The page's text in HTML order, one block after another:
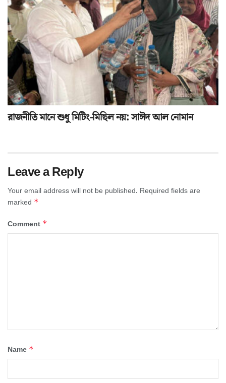
রাজনীতি মানে শুধু মিটিং-মিছিল নয়: সাঈদ আল নোমান
Leave a Reply
Your email address will not be published. Required fields are
marked *
Comment *
Name *